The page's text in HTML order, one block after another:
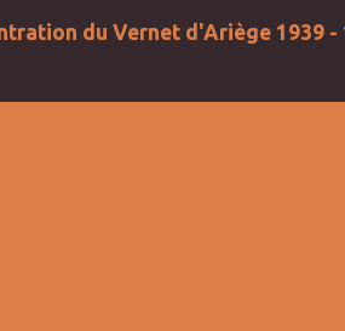
du Vernet d'Ariège 1939 -